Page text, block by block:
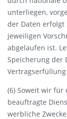
unterliegen,
der Daten erfolgt
jeweiligen
abgelaufen ist.
Speicherung der
(6) Soweit wir für
beauftragte
werbliche